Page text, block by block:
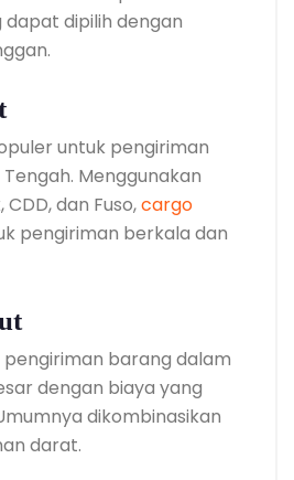
dipilih dengan
untuk pengiriman
Menggunakan
dan Fuso,cargo
pengiriman berkala dan
pengiriman barang dalam
dengan biaya yang
dikombinasikan
darat.